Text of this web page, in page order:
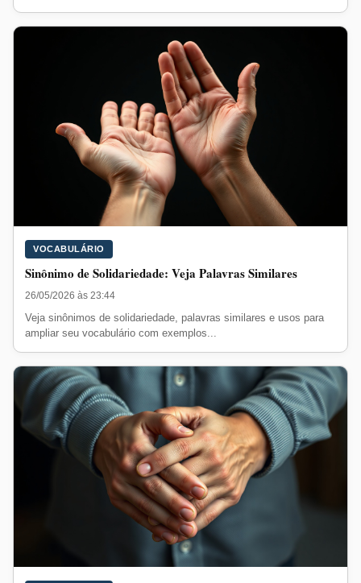
VOCABULÁRIO
Sinônimo de Solidariedade: Veja Palavras Similares
26/05/2026 às 23:44
Veja sinônimos de solidariedade, palavras similares e usos para
ampliar seu vocabulário com exemplos...